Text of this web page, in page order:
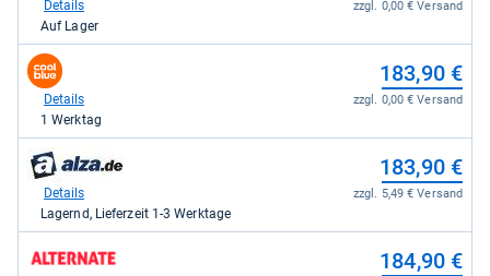
kaufen.
Amazon.de
183,77
kaufen.
zzgl. 0,00 € Versand
Details
Auf Lager
zum
Shop:
coolblue
183,90
kaufen.
183,90 €
zzgl. 0,00 € Versand
Details
1 Werktag
zum
Shop:
alza.de
kaufen.
183,90 €
zzgl. 5,49 € Versand
Details
Lagernd, Lieferzeit 1-3 Werktage
zum
Shop:
184,90 €